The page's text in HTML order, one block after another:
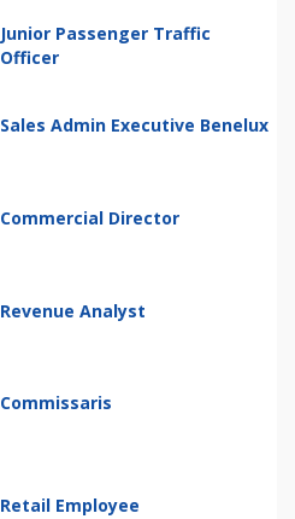
Junior Passenger Traffic
Officer
Sales Admin Executive Benelux
Commercial Director
Revenue Analyst
Commissaris
Retail Employee